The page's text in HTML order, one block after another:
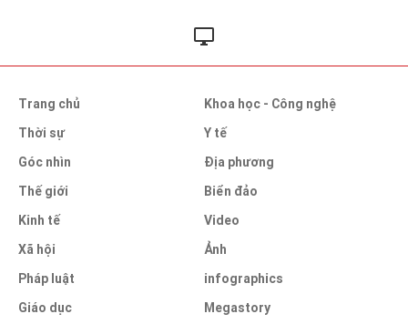
Trang chủ
Thời sự
Góc nhìn
Thế giới
Kinh tế
Xã hội
Pháp luật
Giáo dục
Khoa học - Công nghệ
Y tế
Địa phương
Biển đảo
Video
Ảnh
infographics
Megastory